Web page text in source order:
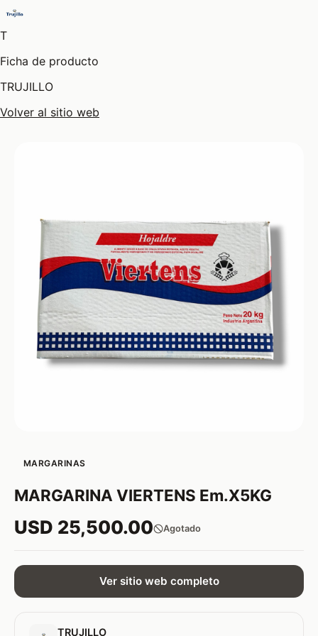
T
Ficha de producto
TRUJILLO
Volver al sitio web
MARGARINAS
MARGARINA VIERTENS Em.X5KG
USD 25,500.00 Agotado
Ver sitio web completo
TRUJILLO